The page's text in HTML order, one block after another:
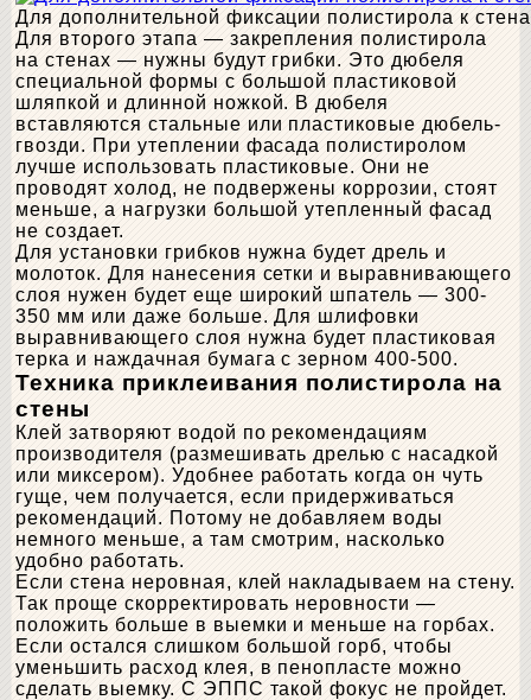
Для дополнительной фиксации полистирола к
Для второго этапа — закрепления полистирола
на стенах — нужны будут грибки. Это дюбеля
специальной формы с большой пластиковой
шляпкой и длинной ножкой. В дюбеля
вставляются стальные или пластиковые дюбель-
гвозди. При утеплении фасада полистиролом
лучше использовать пластиковые. Они не
проводят холод, не подвержены коррозии, стоят
меньше, а нагрузки большой утепленный фасад
не создает.
Для установки грибков нужна будет дрель и
молоток. Для нанесения сетки и выравнивающего
слоя нужен будет еще широкий шпатель — 300-
350 мм или даже больше. Для шлифовки
выравнивающего слоя нужна будет пластиковая
терка и наждачная бумага с зерном 400-500.
Техника приклеивания полистирола на
стены
Клей затворяют водой по рекомендациям
производителя (размешивать дрелью с насадкой
или миксером). Удобнее работать когда он чуть
гуще, чем получается, если придерживаться
рекомендаций. Потому не добавляем воды
немного меньше, а там смотрим, насколько
удобно работать.
Если стена неровная, клей накладываем на стену.
Так проще скорректировать неровности —
положить больше в выемки и меньше на горбах.
Если остался слишком большой горб, чтобы
уменьшить расход клея, в пенопласте можно
сделать выемку. С ЭППС такой фокус не пройдет.